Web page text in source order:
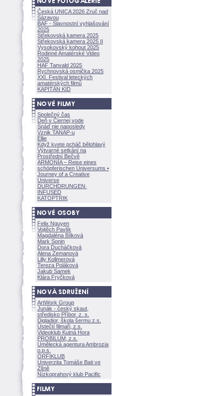
Česká UNICA 2026 Zruč nad
Sázavou
BAF - Slavnostní vyhlašování
2025
Střekovská kamera 2025
Střekovská kamera 2025 II
Vysokovský kohout 2025
Rodinné Amatérské Video
2025
HAF Tanvald 2025
Rychnovská osmička 2025
XXI. Festival leteckých
amatérských filmů
KAPITÁN KID
Společný čas
Deň v Čiernej vode
Snáď nie naposledy
Vznik TANAP-u
Ellie
Když kvete pcháč bělohlavý
Výtvarné setkání na
Prostřední Bečvě
ARMONÍA – Reise eines
schöpferischen Universums •
Journey of a Creative
Universe
DURCHDRUNGEN·
INFUSED
KATOPTRIK
Felix Nguyen
Vojtěch Pavlík
Magdaléna Bílkov
Mark Sonin
Dora Ducháčkov
Alena Zemanov
Lilly Kollmerov
Tereza Polákov
Jakub Samek
Klára Fryčkov
ArtWork Group
Junák - český skaut,
středisko Příbor, z. s.
Digladior, škola šermu z.s.
Ústečtí filmaři, z.s.
Videoklub Kutná Hora
PROBILUM, z.s.
Umělecká agentura Ambrozia
o.p.s.
ORFIKLUB
Univerzita Tomáše Bati ve
Zlíně
Nízkoprahový klub Pacific